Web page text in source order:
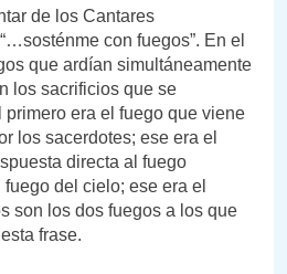
de los Cantares
con fuegos”. En el
que ardían simultáneamente
los sacrificios que se
era el fuego que viene
los sacerdotes; ese era el
directa al fuego
del cielo; ese era el
son los dos fuegos a los que
frase.